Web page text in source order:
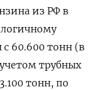
из РФ в
с 60.600 тонн (в
трубных
тонн, по